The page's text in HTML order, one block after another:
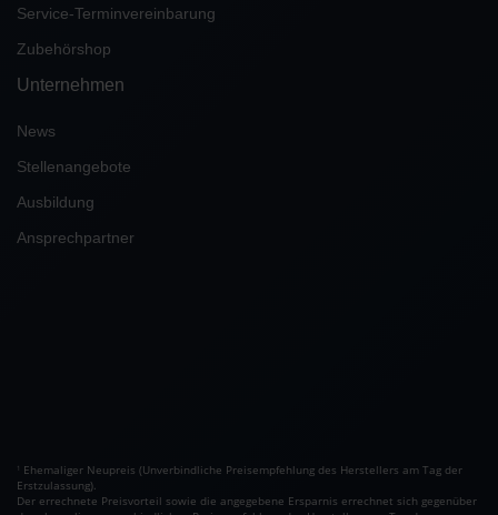
Service-Terminvereinbarung
Zubehörshop
Unternehmen
News
Stellenangebote
Ausbildung
Ansprechpartner
1 Ehemaliger Neupreis (Unverbindliche Preisempfehlung des Herstellers am Tag der
Erstzulassung).
Der errechnete Preisvorteil sowie die angegebene Ersparnis errechnet sich gegenüber